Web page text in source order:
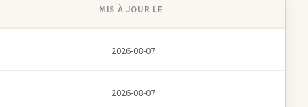
MIS À JOUR LE
2026-08-07
2026-08-07